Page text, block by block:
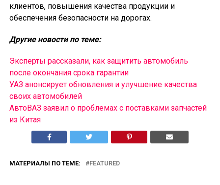
клиентов, повышения качества продукции и
обеспечения безопасности на дорогах.
Другие новости по теме:
Эксперты рассказали, как защитить автомобиль
после окончания срока гарантии
УАЗ анонсирует обновления и улучшение качества
своих автомобилей
АвтоВАЗ заявил о проблемах с поставками запчастей
из Китая
МАТЕРИАЛЫ ПО ТЕМЕ: FEATURED